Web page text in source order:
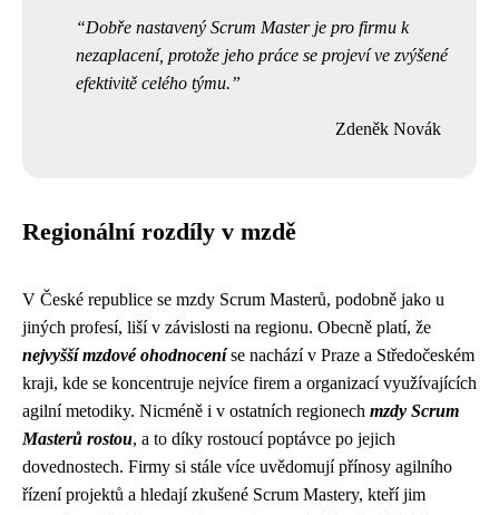
Dobře nastavený Scrum Master je pro firmu k
nezaplacení, protože jeho práce se projeví ve zvýšené
efektivitě celého týmu.
Zdeněk Novák
Regionální rozdíly v mzdě
V České republice se mzdy Scrum Masterů, podobně jako u
jiných profesí, liší v závislosti na regionu. Obecně platí, že
nejvyšší mzdové ohodnoceníse nachází v Praze a Středočeském
kraji, kde se koncentruje nejvíce firem a organizací využívajících
agilní metodiky. Nicméně i v ostatních regionech mzdy Scrum
Masterů rostou, a to díky rostoucí poptávce po jejich
dovednostech. Firmy si stále více uvědomují přínosy agilního
řízení projektů a hledají zkušené Scrum Mastery, kteří jim